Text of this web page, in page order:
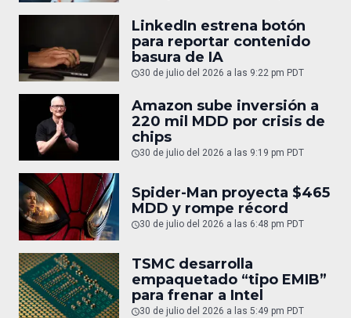
LinkedIn estrena botón
para reportar contenido
basura de IA
30 de julio del 2026 a las 9:22 pm PDT
Amazon sube inversión a
220 mil MDD por crisis de
chips
30 de julio del 2026 a las 9:19 pm PDT
Spider-Man proyecta $465
MDD y rompe récord
30 de julio del 2026 a las 6:48 pm PDT
TSMC desarrolla
empaquetado “tipo EMIB”
para frenar a Intel
30 de julio del 2026 a las 5:49 pm PDT